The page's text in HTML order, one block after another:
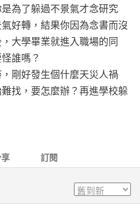
為了躲過不景氣才念研究
好轉，結果你因為念書而沒
大學畢業就進入職場的同
誰嗎？
剛好發生個什麼天災人禍
找，要怎麼辦？再進學校躲
訂閱